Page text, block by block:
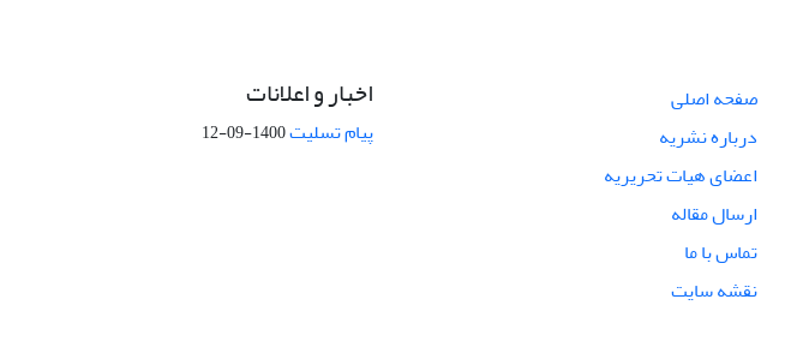
صفحه اصلی
درباره نشریه
اعضای هیات تحریریه
ارسال مقاله
تماس با ما
نقشه سایت
اخبار و اعلانات
پیام تسلیت1400-09-12